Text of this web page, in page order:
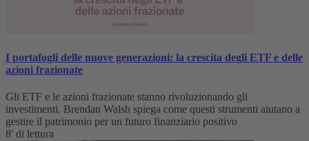
I portafogli delle nuove generazioni: la crescita degli ETF e delle
azioni frazionate
Gli ETF e le azioni frazionate stanno rivoluzionando gli
investimenti. Brendan Walsh spiega come questi strumenti aiutano a
gestire il patrimonio per un futuro finanziario positivo
8' di lettura